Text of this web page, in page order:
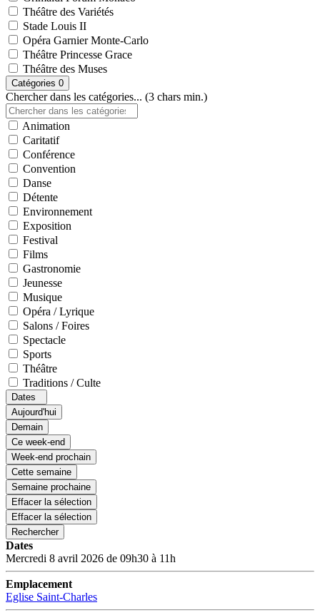
Théâtre des Variétés
Stade Louis II
Opéra Garnier Monte-Carlo
Théâtre Princesse Grace
Théâtre des Muses
Catégories 0
Chercher dans les catégories... (3 chars min.)
Animation
Caritatif
Conférence
Convention
Danse
Détente
Environnement
Exposition
Festival
Films
Gastronomie
Jeunesse
Musique
Opéra / Lyrique
Salons / Foires
Spectacle
Sports
Théâtre
Traditions / Culte
Dates
Aujourd'hui
Demain
Ce week-end
Week-end prochain
Cette semaine
Semaine prochaine
Effacer la sélection
Effacer la sélection
Rechercher
Dates
Mercredi 8 avril 2026 de 09h30 à 11h
Emplacement
Eglise Saint-Charles